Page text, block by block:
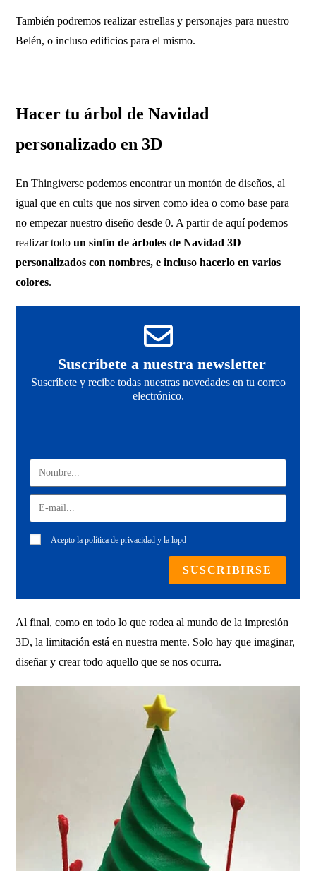
También podremos realizar estrellas y personajes para nuestro
Belén, o incluso edificios para el mismo.
Hacer tu árbol de Navidad
personalizado en 3D
En Thingiverse podemos encontrar un montón de diseños, al
igual que en cults que nos sirven como idea o como base para
no empezar nuestro diseño desde 0. A partir de aquí podemos
realizar todoun sinfín de árboles de Navidad 3D
personalizados con nombres, e incluso hacerlo en varios
colores.
Suscríbete a nuestra newsletter
Suscríbete y recibe todas nuestras novedades en tu correo
electrónico.
Acepto lapolítica de privacidad y la lopd
SUSCRIBIRSE
Al final, como en todo lo que rodea al mundo de la impresión
3D, la limitación está en nuestra mente. Solo hay que imaginar,
diseñar y crear todo aquello que se nos ocurra.